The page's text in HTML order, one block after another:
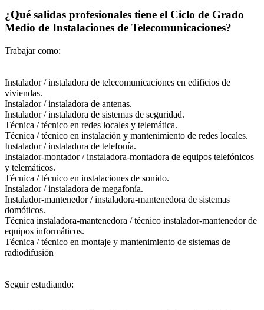
¿Qué salidas profesionales tiene el Ciclo de Grado
Medio de Instalaciones de Telecomunicaciones?
Trabajar como:
Instalador / instaladora de telecomunicaciones en edificios de
viviendas.
Instalador / instaladora de antenas.
Instalador / instaladora de sistemas de seguridad.
Técnica / técnico en redes locales y telemática.
Técnica / técnico en instalación y mantenimiento de redes locales.
Instalador / instaladora de telefonía.
Instalador-montador / instaladora-montadora de equipos telefónicos
y telemáticos.
Técnica / técnico en instalaciones de sonido.
Instalador / instaladora de megafonía.
Instalador-mantenedor / instaladora-mantenedora de sistemas
domóticos.
Técnica instaladora-mantenedora / técnico instalador-mantenedor de
equipos informáticos.
Técnica / técnico en montaje y mantenimiento de sistemas de
radiodifusión
Seguir estudiando: